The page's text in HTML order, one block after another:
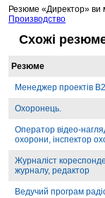
Резюме «Директор» ви
Производство
Схожі
Резюме
Менеджер проектів
Охоронець.
Оператор відео-
охорони, інспектор
Журналіст
журналу, редактор
Ведучий програм